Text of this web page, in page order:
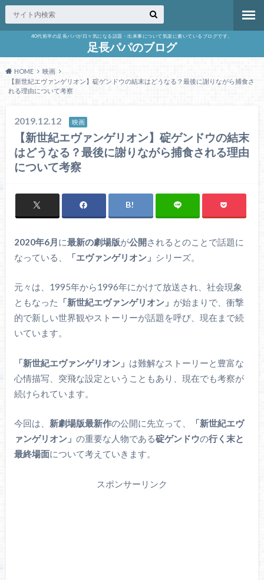
40代前半の足長パパが日々気になる話題・出来事について気楽に書いているブログです。
足長パパのブログ
HOME
映画
【新世紀エヴァンゲリオン】碇ゲンドウの結末はどうなる？最後に謝りながら捕食さ
れる理由について考察
2019.12.12 映画
【新世紀エヴァンゲリオン】碇ゲンドウの結末
はどうなる？最後に謝りながら捕食される理由
について考察
2020年6月に最新の劇場版が公開されるとのことで話題に
なっている、
「エヴァンゲリオン」 シリーズ。
元々は、1995年から1996年にかけて放送され、社会現象
ともなった 「新世紀エヴァンゲリオン」 が始まりで、衝撃
的で新しい世界観やストーリーが話題を呼び、現在まで続
いています。
「新世紀エヴァンゲリオン」 は難解なストーリーと豊富な
心情描写、突飛な設定ということもあり、現在でも考察が
続けられています。
今回は、 新劇場版最新作の公開に先立って、
「新世紀エヴ
ァンゲリオン」 の重要な人物である碇ゲンドウの行く末と
最終場面について考えていきます。
スポンサーリンク